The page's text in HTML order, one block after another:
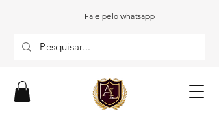
Fale pelo whatsapp